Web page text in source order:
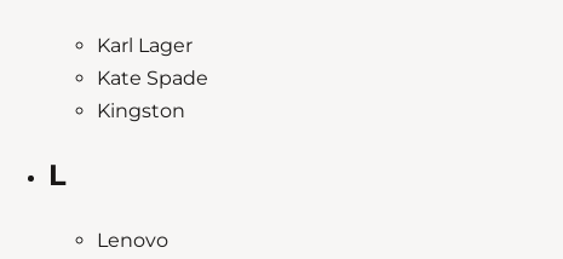
Karl Lager
Kate Spade
Kingston
L
Lenovo